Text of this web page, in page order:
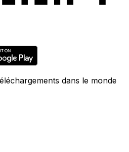
dans le monde